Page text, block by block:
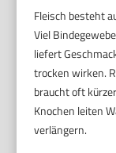
Fleisch besteht
Viel
liefert
trocken wirken.
braucht oft
Knochen leiten
verlängern.